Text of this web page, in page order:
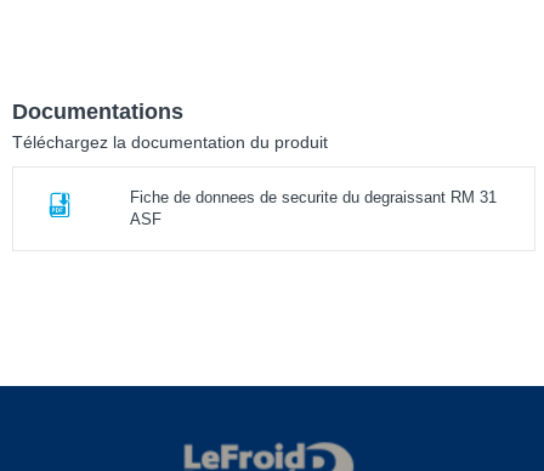
Documentations
Téléchargez la documentation du produit
Fiche de donnees de securite du degraissant RM 31
ASF